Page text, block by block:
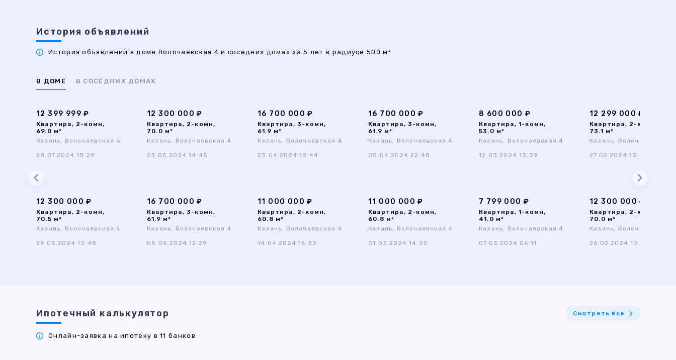
История объявлений
История объявлений в доме Волочаевская 4 и соседних домах за 5 лет в радиусе 500 м²
В ДОМЕ В СОСЕДНИХ ДОМАХ
12 399 999 ₽
Квартира, 2-комн,
69.0 м²
Казань, Волочаевская 4
28.07.2024 18:29
12 300 000 ₽
Квартира, 2-комн,
70.0 м²
Казань, Волочаевская 4
23.05.2024 14:45
16 700 000 ₽
Квартира, 3-комн,
61.9 м²
Казань, Волочаевская 4
23.04.2024 18:44
16 700 000 ₽
Квартира, 3-комн,
61.9 м²
Казань, Волочаевская 4
05.04.2024 22:48
8 600 000 ₽
Квартира, 1-комн,
53.0 м²
Казань, Волочаевская 4
12.03.2024 13:39
12 299 000 ₽
Квартира, 2-комн,
73.1 м²
Казань, Волочаевская 4
27.02.2024 13:38
12 300 000 ₽
Квартира, 2-комн,
70.5 м²
Казань, Волочаевская 4
29.05.2024 13:48
16 700 000 ₽
Квартира, 3-комн,
61.9 м²
Казань, Волочаевская 4
05.05.2024 12:29
11 000 000 ₽
Квартира, 2-комн,
60.8 м²
Казань, Волочаевская 4
14.04.2024 16:33
11 000 000 ₽
Квартира, 2-комн,
60.8 м²
Казань, Волочаевская 4
31.03.2024 14:35
7 799 000 ₽
Квартира, 1-комн,
41.0 м²
Казань, Волочаевская 4
07.03.2024 06:11
12 300 000 ₽
Квартира, 2-комн,
70.0 м²
Казань, Волочаевская 4
26.02.2024 10:29
Ипотечный калькулятор Смотреть все
Онлайн-заявка на ипотеку в 11 банков